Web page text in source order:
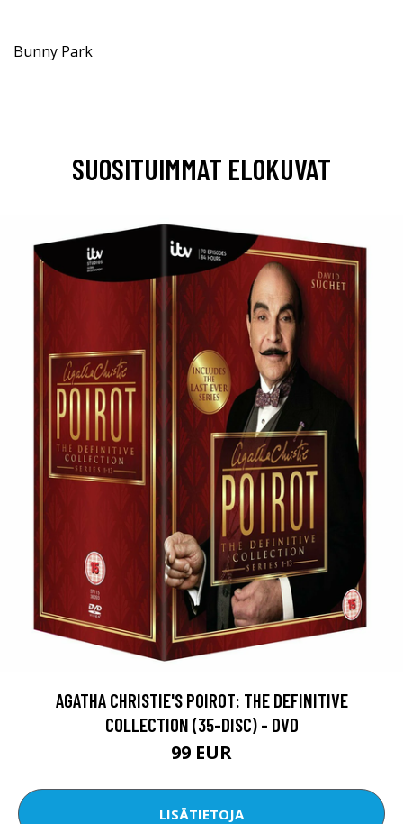
Bunny Park
SUOSITUIMMAT ELOKUVAT
AGATHA CHRISTIE'S POIROT: THE DEFINITIVE
COLLECTION (35-DISC) - DVD
99 EUR
LISÄTIETOJA